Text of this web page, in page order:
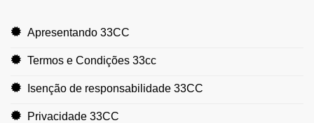
Apresentando 33CC
Termos e Condições 33cc
Isenção de responsabilidade 33CC
Privacidade 33CC